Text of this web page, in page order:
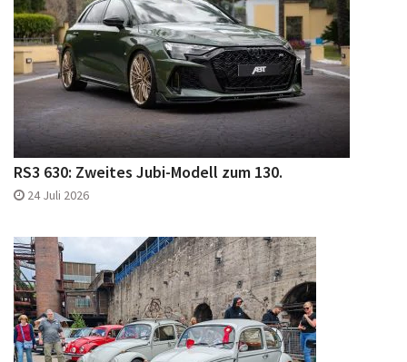
RS3 630: Zweites Jubi-Modell zum 130.
24 Juli 2026